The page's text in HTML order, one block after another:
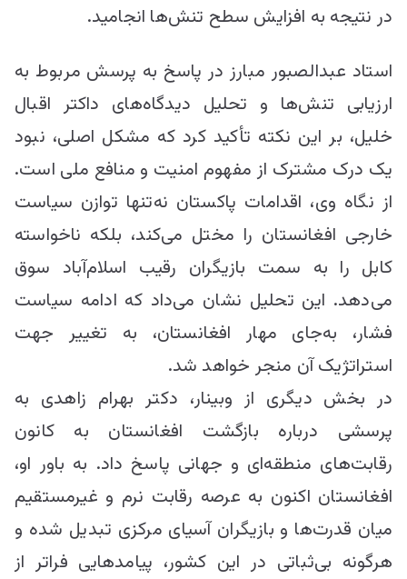
در نتیجه به افزایش سطح تنش‌ها انجامید.
استاد عبدالصبور مبارز در پاسخ به پرسش مربوط به
ارزیابی تنش‌ها و تحلیل دیدگاه‌های داکتر اقبال
خلیل، بر این نکته تأکید کرد که مشکل اصلی، نبود
یک درک مشترک از مفهوم امنیت و منافع ملی است.
از نگاه وی، اقدامات پاکستان نه‌تنها توازن سیاست
خارجی افغانستان را مختل می‌کند، بلکه ناخواسته
کابل را به سمت بازیگران رقیب اسلام‌آباد سوق
می‌دهد. این تحلیل نشان می‌داد که ادامه سیاست
فشار، به‌جای مهار افغانستان، به تغییر جهت
استراتژیک آن منجر خواهد شد.
در بخش دیگری از وبینار، دکتر بهرام زاهدی به
پرسشی درباره بازگشت افغانستان به کانون
رقابت‌های منطقه‌‌ای و جهانی پاسخ داد. به باور او،
افغانستان اکنون به عرصه رقابت نرم و غیرمستقیم
میان قدرت‌ها و بازیگران آسیای مرکزی تبدیل شده و
هرگونه بی‌ثباتی در این کشور، پیامدهایی فراتر از